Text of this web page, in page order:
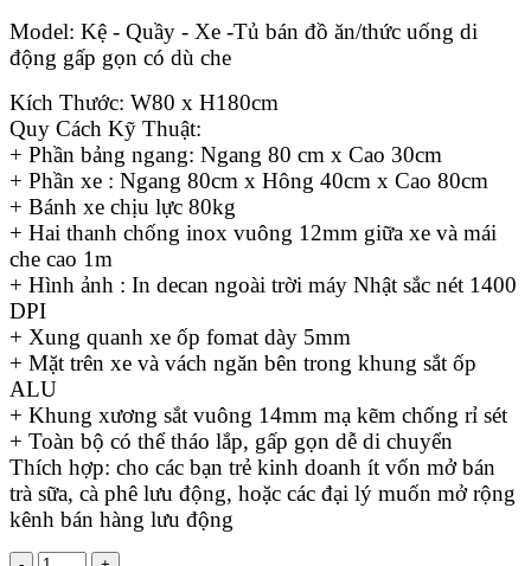
Model: Kệ - Quầy - Xe -Tủ bán đồ ăn/thức uống di
động gấp gọn có dù che
Kích Thước: W80 x H180cm
Quy Cách Kỹ Thuật:
+ Phần bảng ngang: Ngang 80 cm x Cao 30cm
+ Phần xe : Ngang 80cm x Hông 40cm x Cao 80cm
+ Bánh xe chịu lực 80kg
+ Hai thanh chống inox vuông 12mm giữa xe và mái
che cao 1m
+ Hình ảnh : In decan ngoài trời máy Nhật sắc nét 1400
DPI
+ Xung quanh xe ốp fomat dày 5mm
+ Mặt trên xe và vách ngăn bên trong khung sắt ốp
ALU
+ Khung xương sắt vuông 14mm mạ kẽm chống rỉ sét
+ Toàn bộ có thể tháo lắp, gấp gọn dễ di chuyển
Thích hợp: cho các bạn trẻ kinh doanh ít vốn mở bán
trà sữa, cà phê lưu động, hoặc các đại lý muốn mở rộng
kênh bán hàng lưu động